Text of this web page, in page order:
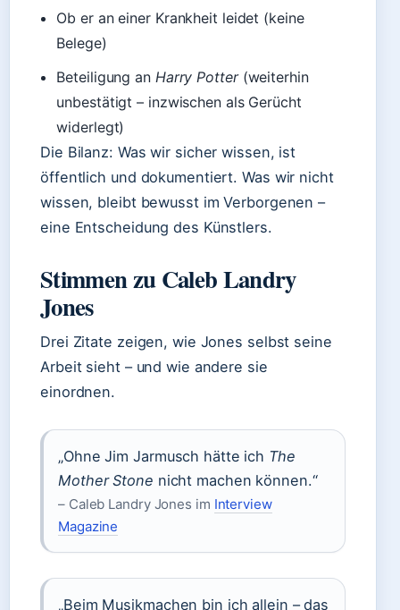
Ob er an einer Krankheit leidet (keine
Belege)
Beteiligung an Harry Potter(weiterhin
unbestätigt – inzwischen als Gerücht
widerlegt)
Die Bilanz: Was wir sicher wissen, ist
öffentlich und dokumentiert. Was wir nicht
wissen, bleibt bewusst im Verborgenen –
eine Entscheidung des Künstlers.
Stimmen zu Caleb Landry
Jones
Drei Zitate zeigen, wie Jones selbst seine
Arbeit sieht – und wie andere sie
einordnen.
„Ohne Jim Jarmusch hätte ich The
Mother Stone nicht machen können.“
– Caleb Landry Jones im Interview
Magazine
„Beim Musikmachen bin ich allein – das